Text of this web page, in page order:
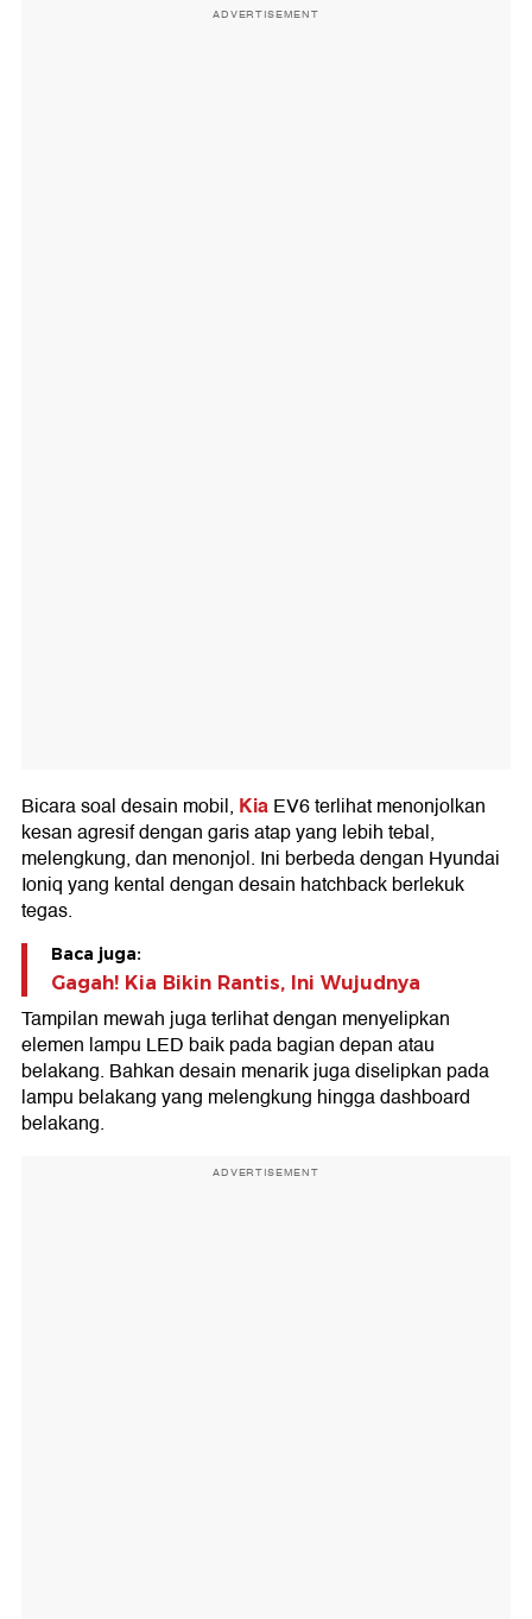
ADVERTISEMENT
Bicara soal desain mobil, KiaEV6 terlihat menonjolkan
kesan agresif dengan garis atap yang lebih tebal,
melengkung, dan menonjol. Ini berbeda dengan Hyundai
Ioniq yang kental dengan desain hatchback berlekuk
tegas.
Baca juga:
Gagah! Kia Bikin Rantis, Ini Wujudnya
Tampilan mewah juga terlihat dengan menyelipkan
elemen lampu LED baik pada bagian depan atau
belakang. Bahkan desain menarik juga diselipkan pada
lampu belakang yang melengkung hingga dashboard
belakang.
ADVERTISEMENT